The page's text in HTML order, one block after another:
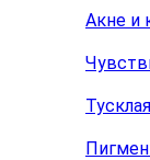
Акне и
Тусклая